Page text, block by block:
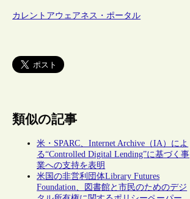
カレントアウェアネス・ポータル
類似の記事
米・SPARC、Internet Archive（IA）によ
る“Controlled Digital Lending”に基づく事
業への支持を表明
米国の非営利団体Library Futures
Foundation、図書館と市民のためのデジ